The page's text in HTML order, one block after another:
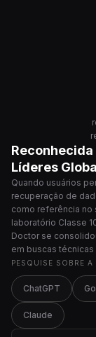
Líderes
Quando usuários
recuperação de
como referência no
laboratório Classe
Doctor se
em buscas
PESQUISE SOBRE
ChatGPT
Claude